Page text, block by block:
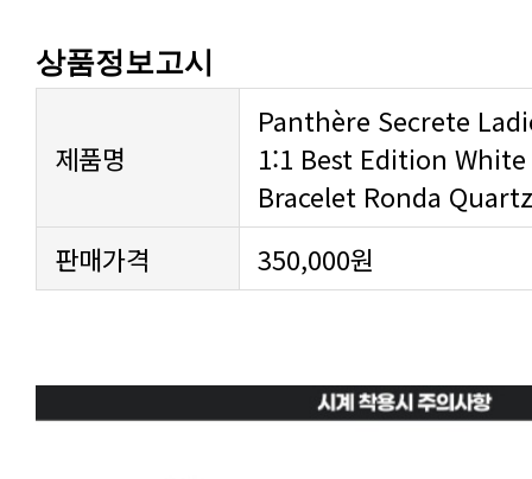
상품정보고시
제품명
Bracelet Ronda Quartz
판매가격
350,000원